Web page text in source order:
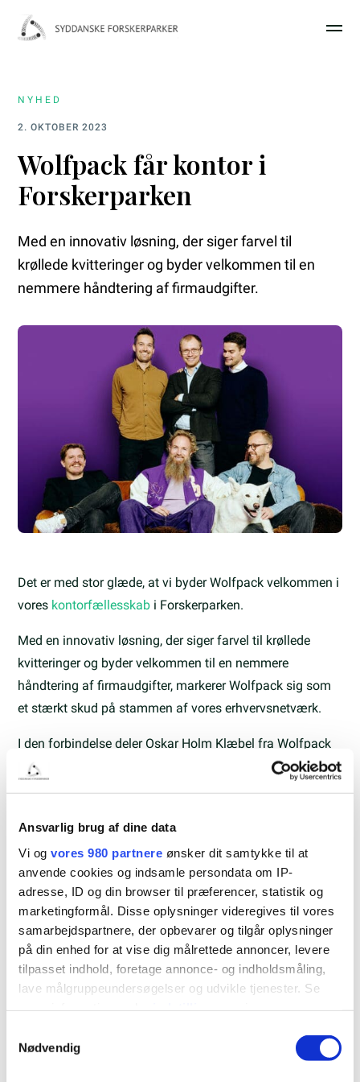
Ansvarlig brug af dine data
Vi og vores 980 partnere ønsker dit samtykke til at
anvende cookies og indsamle persondata om IP-
adresse, ID og din browser til præferencer, statistik og
marketingformål. Disse oplysninger videregives til vores
samarbejdspartnere, der opbevarer og tilgår oplysninger
på din enhed for at vise dig målrettede annoncer, levere
tilpasset indhold, foretage annonce- og indholdsmåling,
lave målgruppeundersøgelser og udvikle tjenester. Se
tilbage eller ændre indstillinger fra vores
"Cookiedeklaration", eller ved at trykke på "Privacy
Nødvendig
NYHED
2. OKTOBER 2023
Wolfpack får kontor i
Forskerparken
Med en innovativ løsning, der siger farvel til
krøllede kvitteringer og byder velkommen til en
nemmere håndtering af firmaudgifter.
Det er med stor glæde, at vi byder Wolfpack velkommen i
vores kontorfællesskab i Forskerparken.
Med en innovativ løsning, der siger farvel til krøllede
kvitteringer og byder velkommen til en nemmere
håndtering af firmaudgifter, markerer Wolfpack sig som
et stærkt skud på stammen af vores erhvervsnetværk.
I den forbindelse deler Oskar Holm Klæbel fra Wolfpack
sine tanker:
tættere på erhvervslivet. Vi er stadig i vores start-up fase,
men er på vej til at skalere hurtigt. Derfor har vi brug for
at være tættere på kompetente medarbejdere, partnere og
kunder – det er vi i Forskerparken. Vi har medarbejdere
på tværs af landet, men ser Forskerparken som et
samlingspunkt midt i landet, hvor hele organisationen
kan mødes.”
Hos Syddanske Forskerparker værdsætter vi stærke
netværksarrangementer, Wolfpack vil bidrage med, og
sammen skabe endnu større værdi for vores community.